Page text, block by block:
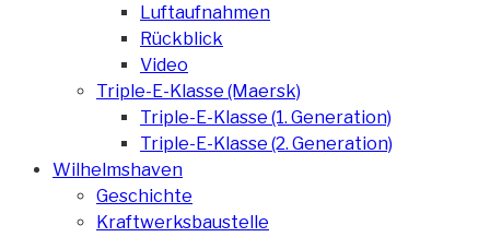
Luftaufnahmen
Rückblick
Video
Triple-E-Klasse (Maersk)
Triple-E-Klasse (1. Generation)
Triple-E-Klasse (2. Generation)
Wilhelmshaven
Geschichte
Kraftwerksbaustelle